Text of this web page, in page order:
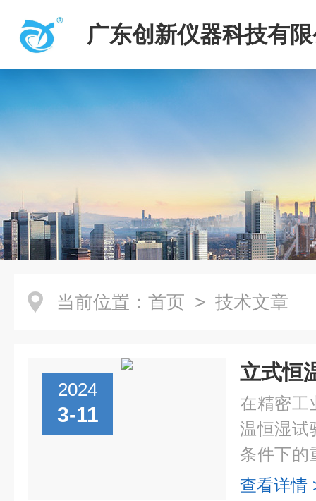
广东创新仪器科技有
当前位置： 首页 > 技术文章
2024
3-11
在精密工
温恒湿试
条件下的
和产品打
查看详情